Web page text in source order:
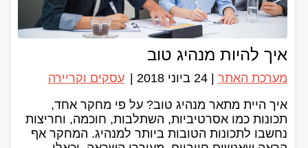
איך להיות מנהיג טוב
מערכת האתר 24 ביוני 2018
עסקים וקריירה
איך היית מתאר מנהיג טוב? על פי מחקר אחד,
תכונות כמו אסרטיביות, השתלבות, חוכמה, וחריצות
נחשבו לתכונות הטובות ביותר למנהיג. המחקר אף